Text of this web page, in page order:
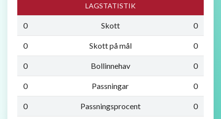
LAGSTATISTIK
0 Skott 0
0 Skott på mål 0
0 Bollinnehav 0
0 Passningar 0
0 Passningsprocent 0